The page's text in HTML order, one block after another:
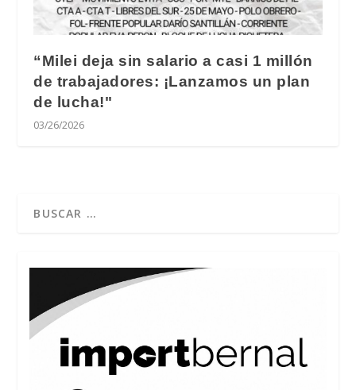
“Milei deja sin salario a casi 1 millón
de trabajadores: ¡Lanzamos un plan
de lucha!"
03/26/2026